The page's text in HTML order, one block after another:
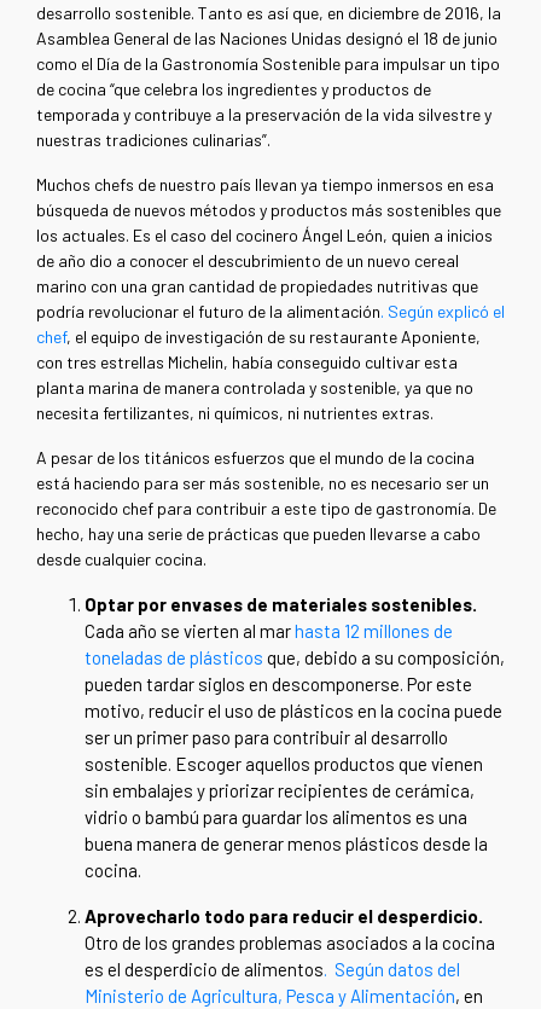
desarrollo sostenible. Tanto es así que, en diciembre de 2016, la
Asamblea General de las Naciones Unidas designó el 18 de junio
como el Día de la Gastronomía Sostenible para impulsar un tipo
de cocina “que celebra los ingredientes y productos de
temporada y contribuye a la preservación de la vida silvestre y
nuestras tradiciones culinarias”.
Muchos chefs de nuestro país llevan ya tiempo inmersos en esa
búsqueda de nuevos métodos y productos más sostenibles que
los actuales. Es el caso del cocinero Ángel León, quien a inicios
de año dio a conocer el descubrimiento de un nuevo cereal
marino con una gran cantidad de propiedades nutritivas que
podría revolucionar el futuro de la alimentación. Según explicó el
chef, el equipo de investigación de su restaurante Aponiente,
con tres estrellas Michelin, había conseguido cultivar esta
planta marina de manera controlada y sostenible, ya que no
necesita fertilizantes, ni químicos, ni nutrientes extras.
A pesar de los titánicos esfuerzos que el mundo de la cocina
está haciendo para ser más sostenible, no es necesario ser un
reconocido chef para contribuir a este tipo de gastronomía. De
hecho, hay una serie de prácticas que pueden llevarse a cabo
desde cualquier cocina.
Optar por envases de materiales sostenibles.
Cada año se vierten al marhasta 12 millones de
toneladas de plásticos que, debido a su composición,
pueden tardar siglos en descomponerse. Por este
motivo, reducir el uso de plásticos en la cocina puede
ser un primer paso para contribuir al desarrollo
sostenible. Escoger aquellos productos que vienen
sin embalajes y priorizar recipientes de cerámica,
vidrio o bambú para guardar los alimentos es una
buena manera de generar menos plásticos desde la
cocina.
Aprovecharlo todo para reducir el desperdicio.
Otro de los grandes problemas asociados a la cocina
es el desperdicio de alimentos. Según datos del
Ministerio de Agricultura, Pesca y Alimentación, en